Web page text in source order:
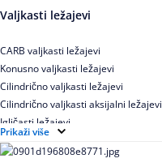
Kuglični ležajevi od nerđajućeg čelika
Valjkasti ležajevi
CARB valjkasti ležajevi
Konusno valjkasti ležajevi
Cilindrično valjkasti ležajevi
Cilindrično valjkasti aksijalni ležajevi
Igličasti ležajevi
Igličasti aksijalni ležajevi
Buričasti ležajevi
Prikaži više